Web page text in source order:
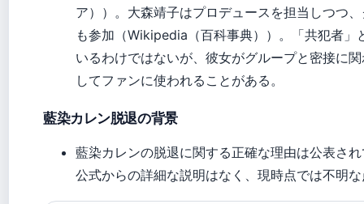
ア））。大森靖子はプロデュースを担当しつつ
も参加（Wikipedia（百科事典））。「共犯者」
いるわけではないが、彼女がグループと密接に
してファンに使われることがある。
藍染カレン脱退の背景
藍染カレンの脱退に関する正確な理由は公表さ
公式からの詳細な説明はなく、現時点では不明